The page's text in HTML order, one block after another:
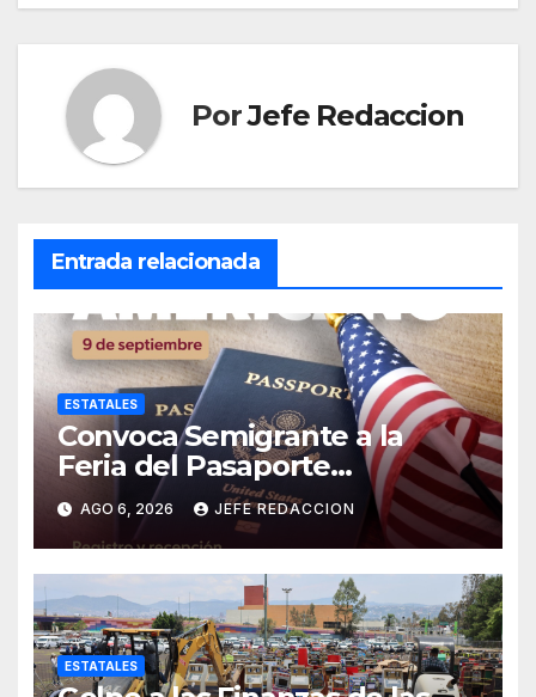
PorJefe Redaccion
Entrada relacionada
ESTATALES
Convoca Semigrante a la
Feria del Pasaporte
Estadounidense 2026
AGO 6, 2026 JEFE REDACCION
ESTATALES